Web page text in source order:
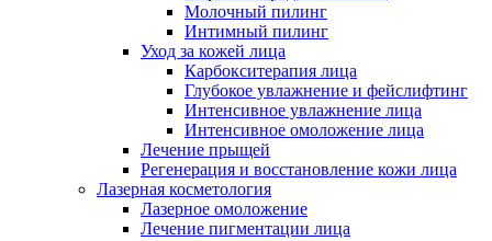
Молочный пилинг
Интимный пилинг
Уход за кожей лица
Карбокситерапия лица
Глубокое увлажнение и фейслифтинг
Интенсивное увлажнение лица
Интенсивное омоложение лица
Лечение прыщей
Регенерация и восстановление кожи лица
Лазерная косметология
Лазерное омоложение
Лечение пигментации лица